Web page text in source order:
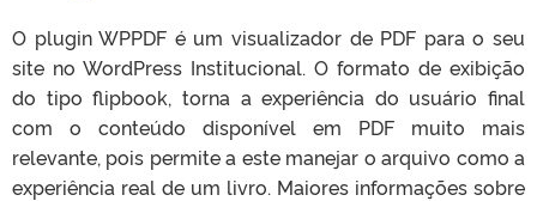
O plugin WPPDF é um visualizador de PDF para o seu
site no WordPress Institucional. O formato de exibição
do tipo flipbook, torna a experiência do usuário final
com o conteúdo disponível em PDF muito mais
relevante, pois permite a este manejar o arquivo como a
experiência real de um livro. Maiores informações sobre